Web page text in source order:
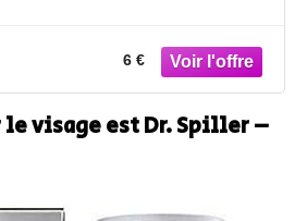
6 €
le visage est Dr. Spiller –